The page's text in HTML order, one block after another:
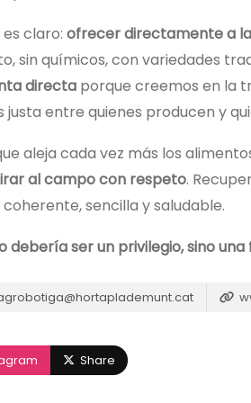
claro: ofrecer directamente a
sin químicos, con variedades
directa porque creemos en la
justa entre quienes producen y
aleja cada vez más los
al campo con respeto.
sencilla y saludable.
debería ser un privilegio, sino
Share